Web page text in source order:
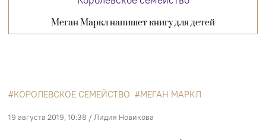
Меган Маркл напишет книгу для детей
КОРОЛЕВСКОЕ СЕМЕЙСТВО МЕГАН МАРКЛ
19 августа 2019, 10:38 /Лидия Новикова